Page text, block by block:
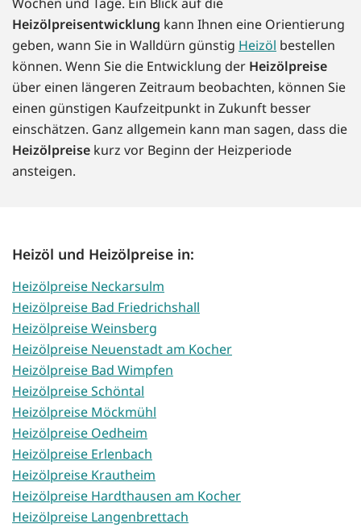
Heizölpreisentwicklung kann Ihnen eine Orientierung
geben, wann Sie in Walldürn günstig Heizöl bestellen
können. Wenn Sie die Entwicklung der Heizölpreise
über einen längeren Zeitraum beobachten, können Sie
einen günstigen Kaufzeitpunkt in Zukunft besser
einschätzen. Ganz allgemein kann man sagen, dass die
Heizölpreise kurz vor Beginn der Heizperiode
ansteigen.
Heizöl und Heizölpreise in:
Heizölpreise Neckarsulm
Heizölpreise Bad Friedrichshall
Heizölpreise Weinsberg
Heizölpreise Neuenstadt am Kocher
Heizölpreise Bad Wimpfen
Heizölpreise Schöntal
Heizölpreise Möckmühl
Heizölpreise Oedheim
Heizölpreise Erlenbach
Heizölpreise Krautheim
Heizölpreise Hardthausen am Kocher
Heizölpreise Langenbrettach